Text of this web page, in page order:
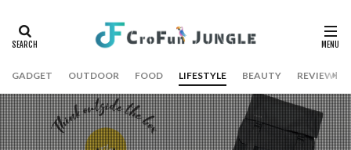
GADGET OUTDOOR FOOD LIFESTYLE BEAUTY REVIEW